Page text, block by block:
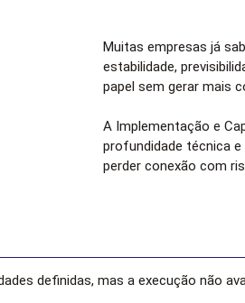
Muitas empresas já
estabilidade,
papel sem gerar mais
A Implementação e
profundidade técnica
perder conexão com
definidas, mas a execução não